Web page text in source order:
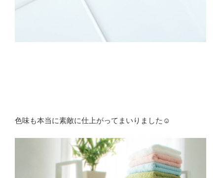
色味も本当に素敵に仕上がってまいりました☺